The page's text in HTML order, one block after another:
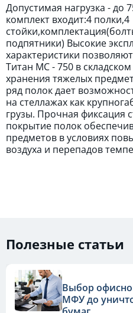
Допустимая нагрузка - до
комплект входит:4 полки,4
подпятники) Высокие
характеристики
Титан МС - 750 в
хранения тяжелых
ряд полок дает
на стеллажах как
грузы. Прочная фиксация
покрытие полок
предметов в условиях
воздуха и перепадов
Полезные статьи
Выбор
МФУ до